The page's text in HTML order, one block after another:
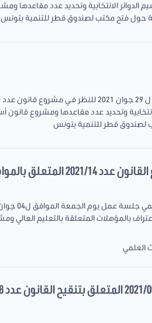
حول فتح مكتب لصندوق قطر للتنمية بتونس
لصندوق قطر للتنمية بتونس
على الإتفاقية...
العلمي